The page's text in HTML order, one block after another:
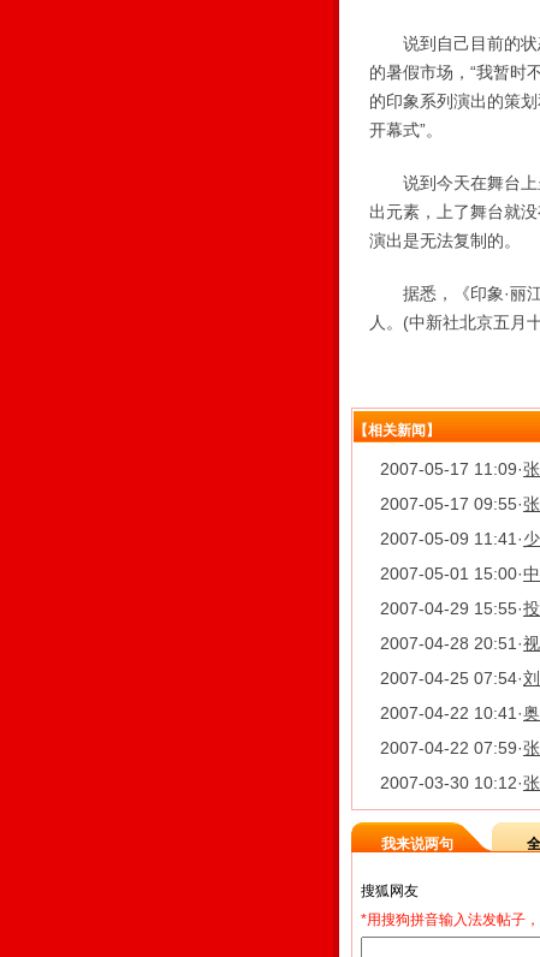
说到自己目前的状
的暑假市场，“我暂时
的印象系列演出的策
开幕式”。
说到今天在舞台上
出元素，上了舞台就
演出是无法复制的。
据悉，《印象·丽江
人。(中新社北京五月
【相关新闻】
2007-05-17 11:09·
2007-05-17 09:55·
2007-05-09 11:41 ·
2007-05-01 15:00·
2007-04-29 15:55·
2007-04-28 20:51 ·
2007-04-25 07:54·
2007-04-22 10:41 ·
2007-04-22 07:59·
2007-03-30 10:12·
我来说两句
*用搜狗拼音输入法发帖子